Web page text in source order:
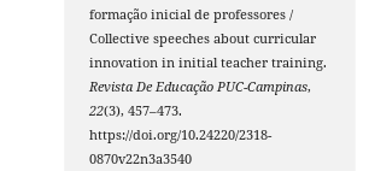
formação inicial de professores /
Collective speeches about curricular
innovation in initial teacher training.
Revista De Educação PUC-Campinas,
22(3), 457–473.
https://doi.org/10.24220/2318-
0870v22n3a3540